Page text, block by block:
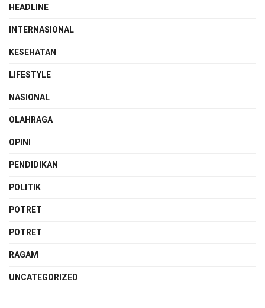
HEADLINE
INTERNASIONAL
KESEHATAN
LIFESTYLE
NASIONAL
OLAHRAGA
OPINI
PENDIDIKAN
POLITIK
POTRET
POTRET
RAGAM
UNCATEGORIZED